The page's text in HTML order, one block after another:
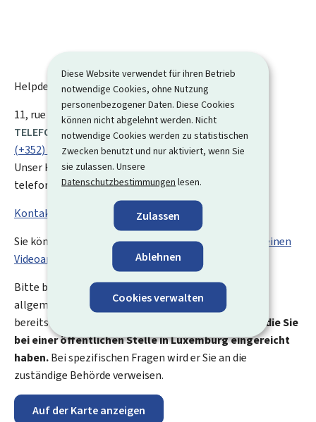
Diese Website verwendet für ihren Betrieb
notwendige Cookies, ohne Nutzung
personenbezogener Daten. Diese Cookies
können nicht abgelehnt werden. Nicht
notwendige Cookies werden zu statistischen
Zwecken benutzt und nur aktiviert, wenn Sie
sie zulassen. Unsere
Datenschutzbestimmungen lesen.
Zulassen
Ablehnen
Cookies verwalten
Helpdesk von Guichet.lu
ADRESSE:
11, rue Notre-Dame L-2240 Luxemburg
TELEFON:
(+352) 247 82 000
Unser Helpdesk ist werktags von 8:00 bis 18:00 Uhr
telefonisch erreichbar.
Kontaktformular
Sie können über
Guichet.lu auch einen
Termin für einen
Videoanruf
Bitte beachten Sie, dass derHelpdeskvon Guichet.lu
allgemeine Informationen über Behördengänge
bereitstellt.
Er hat keinen Zugang zu Unterlagen, die Sie
bei einer öffentlichen Stelle in Luxemburg eingereicht
haben.Bei spezifischen Fragen wird er Sie an die
zuständige Behörde verweisen.
Auf der Karte anzeigen